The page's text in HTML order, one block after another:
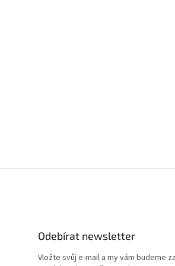
Odebírat newsletter
Vložte svůj e-mail a my vám budeme